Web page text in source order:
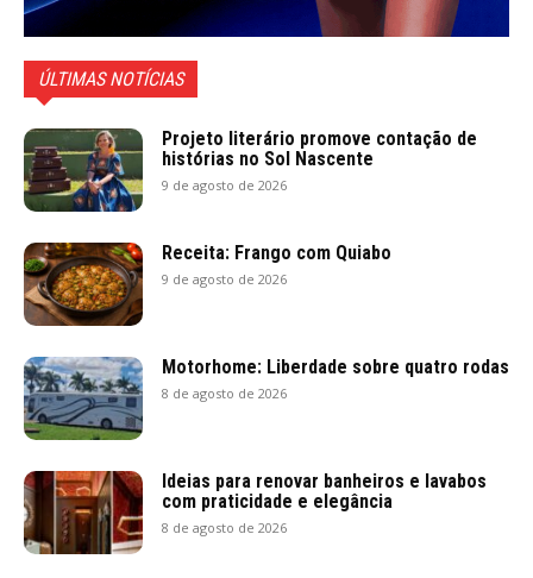
ÚLTIMAS NOTÍCIAS
Projeto literário promove contação de
histórias no Sol Nascente
9 de agosto de 2026
Receita: Frango com Quiabo
9 de agosto de 2026
Motorhome: Liberdade sobre quatro rodas
8 de agosto de 2026
Ideias para renovar banheiros e lavabos
com praticidade e elegância
8 de agosto de 2026